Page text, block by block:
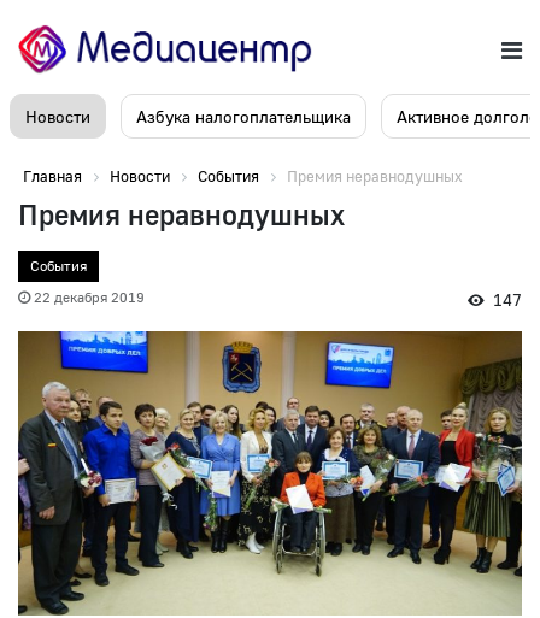
Новости Азбука налогоплательщика Активное
Главная Новости События Премия неравнодушных
Премия неравнодушных
События
22 декабря 2019
147